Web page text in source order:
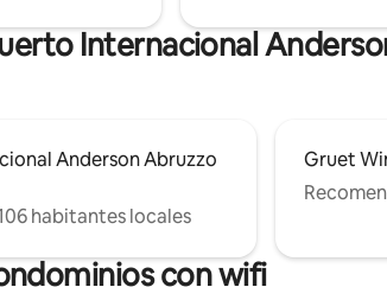
Internacional
Anderson Abruzzo
habitantes locales
Gruet
con wifi